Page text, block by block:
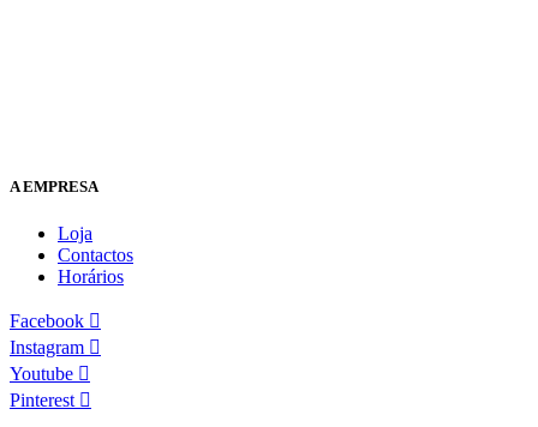
A EMPRESA
Loja
Contactos
Horários
Facebook
Instagram
Youtube
Pinterest